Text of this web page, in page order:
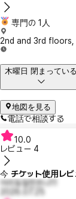
専門の 1人
2nd and 3rd
木曜日 閉まっている
地図を見る
電話で相談する
10.0
レビュー 4
今 チケット使用レビ
어리둥절한돈나11